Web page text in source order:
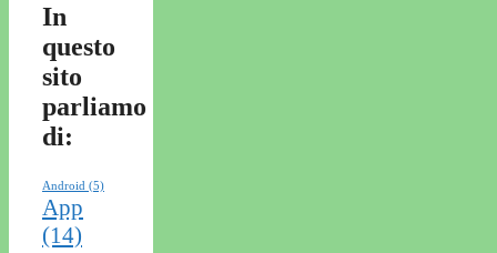
In
questo
sito
parliamo
di:
Android (5)
App
(14)